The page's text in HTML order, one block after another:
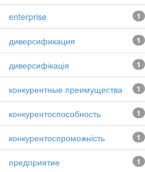
1
enterprise
1
диверсификация
1
диверсифікація
1
конкурентные преимущества
1
конкурентоспособность
1
конкурентоспроможність
1
предприятие